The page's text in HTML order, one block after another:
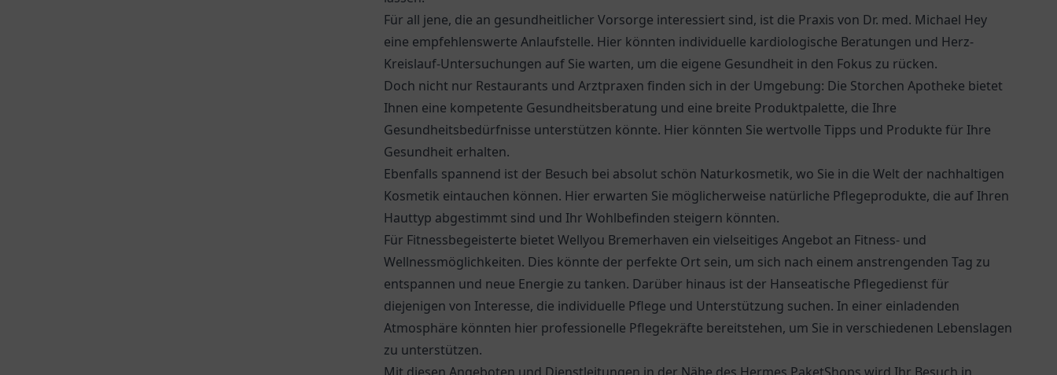
Für all jene, die an gesundheitlicher Vorsorge interessiert sind, ist die Praxis von Dr. med. Michael Hey
eine empfehlenswerte Anlaufstelle. Hier könnten individuelle kardiologische Beratungen und Herz-
Kreislauf-Untersuchungen auf Sie warten, um die eigene Gesundheit in den Fokus zu rücken.
Doch nicht nur Restaurants und Arztpraxen finden sich in der Umgebung: Die Storchen Apotheke bietet
Ihnen eine kompetente Gesundheitsberatung und eine breite Produktpalette, die Ihre
Gesundheitsbedürfnisse unterstützen könnte. Hier könnten Sie wertvolle Tipps und Produkte für Ihre
Gesundheit erhalten.
Ebenfalls spannend ist der Besuch bei absolut schön Naturkosmetik, wo Sie in die Welt der nachhaltigen
Kosmetik eintauchen können. Hier erwarten Sie möglicherweise natürliche Pflegeprodukte, die auf Ihren
Hauttyp abgestimmt sind und Ihr Wohlbefinden steigern könnten.
Für Fitnessbegeisterte bietet Wellyou Bremerhaven ein vielseitiges Angebot an Fitness- und
Wellnessmöglichkeiten. Dies könnte der perfekte Ort sein, um sich nach einem anstrengenden Tag zu
entspannen und neue Energie zu tanken. Darüber hinaus ist der Hanseatische Pflegedienst für
diejenigen von Interesse, die individuelle Pflege und Unterstützung suchen. In einer einladenden
Atmosphäre könnten hier professionelle Pflegekräfte bereitstehen, um Sie in verschiedenen Lebenslagen
zu unterstützen.